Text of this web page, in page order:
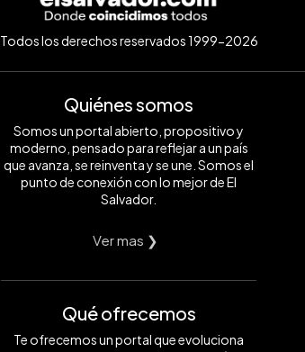
Todos los derechos reservados 1999-2026
Quiénes somos
Somos un portal abierto, propositivo y
moderno, pensado para reflejar a un país
que avanza, se reinventa y se une. Somos el
punto de conexión con lo mejor de El
Salvador.
Ver mas ❯
Qué ofrecemos
Te ofrecemos un portal que evoluciona